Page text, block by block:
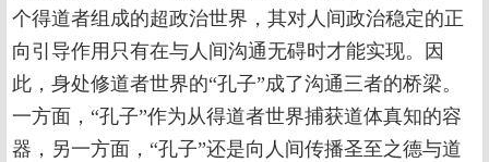
个得道者组成的超政治世界，其对人间政治稳定的正
向引导作用只有在与人间沟通无碍时才能实现。因
此，身处修道者世界的“孔子”成了沟通三者的桥梁。
一方面，“孔子”作为从得道者世界捕获道体真知的容
器，另一方面，“孔子”还是向人间传播圣至之德与道